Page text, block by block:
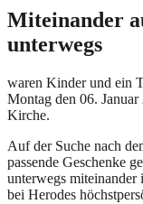
Miteinander
unterwegs
waren Kinder und ein
Montag den 06.
Kirche.
Auf der Suche nach
passende Geschenke
unterwegs miteinander
bei Herodes